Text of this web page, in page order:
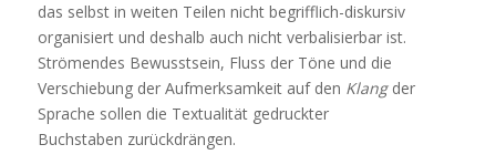
das selbst in weiten Teilen nicht begrifflich-diskursiv
organisiert und deshalb auch nicht verbalisierbar ist.
Strömendes Bewusstsein, Fluss der Töne und die
Verschiebung der Aufmerksamkeit auf den Klang der
Sprache sollen die Textualität gedruckter
Buchstaben zurückdrängen.